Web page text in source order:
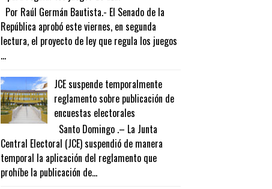
Por Raúl Germán Bautista.- El Senado de la
República aprobó este viernes, en segunda
lectura, el proyecto de ley que regula los juegos
...
JCE suspende temporalmente
reglamento sobre publicación de
encuestas electorales
Santo Domingo .– La Junta
Central Electoral (JCE) suspendió de manera
temporal la aplicación del reglamento que
prohíbe la publicación de...